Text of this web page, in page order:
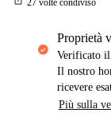
27 volte condiviso
proprietà
Verificato il
Il nostro
ricevere
Più sulla